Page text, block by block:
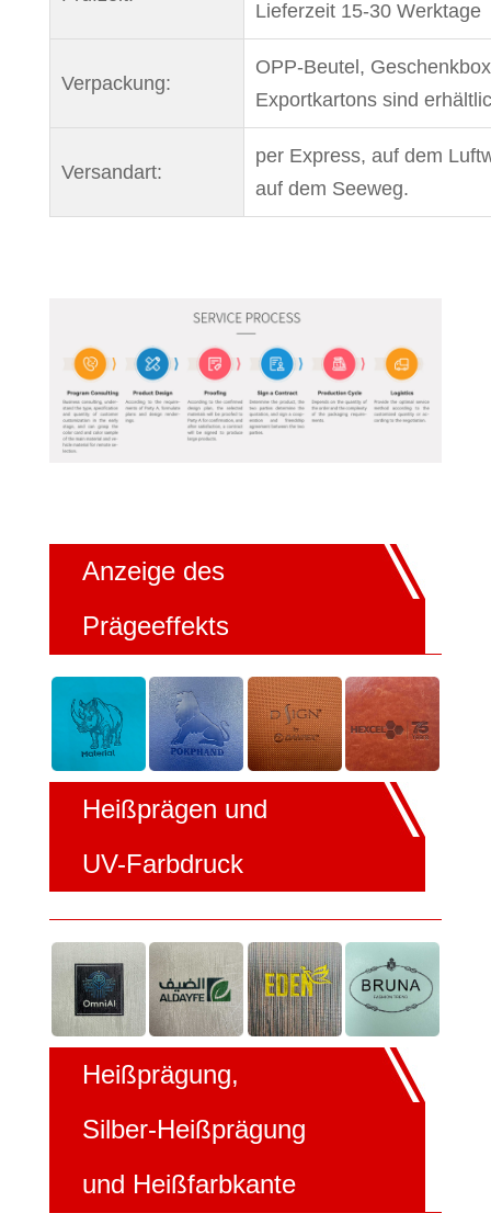
Lieferzeit 15-30 Werktage
Verpackung:
OPP-Beutel,
Exportkartons sind
Versandart:
per Express, auf dem
auf dem Seeweg.
Anzeige des
Prägeeffekts
Heißprägen und
UV-Farbdruck
Heißprägung,
Silber-Heißprägung
und Heißfarbkante